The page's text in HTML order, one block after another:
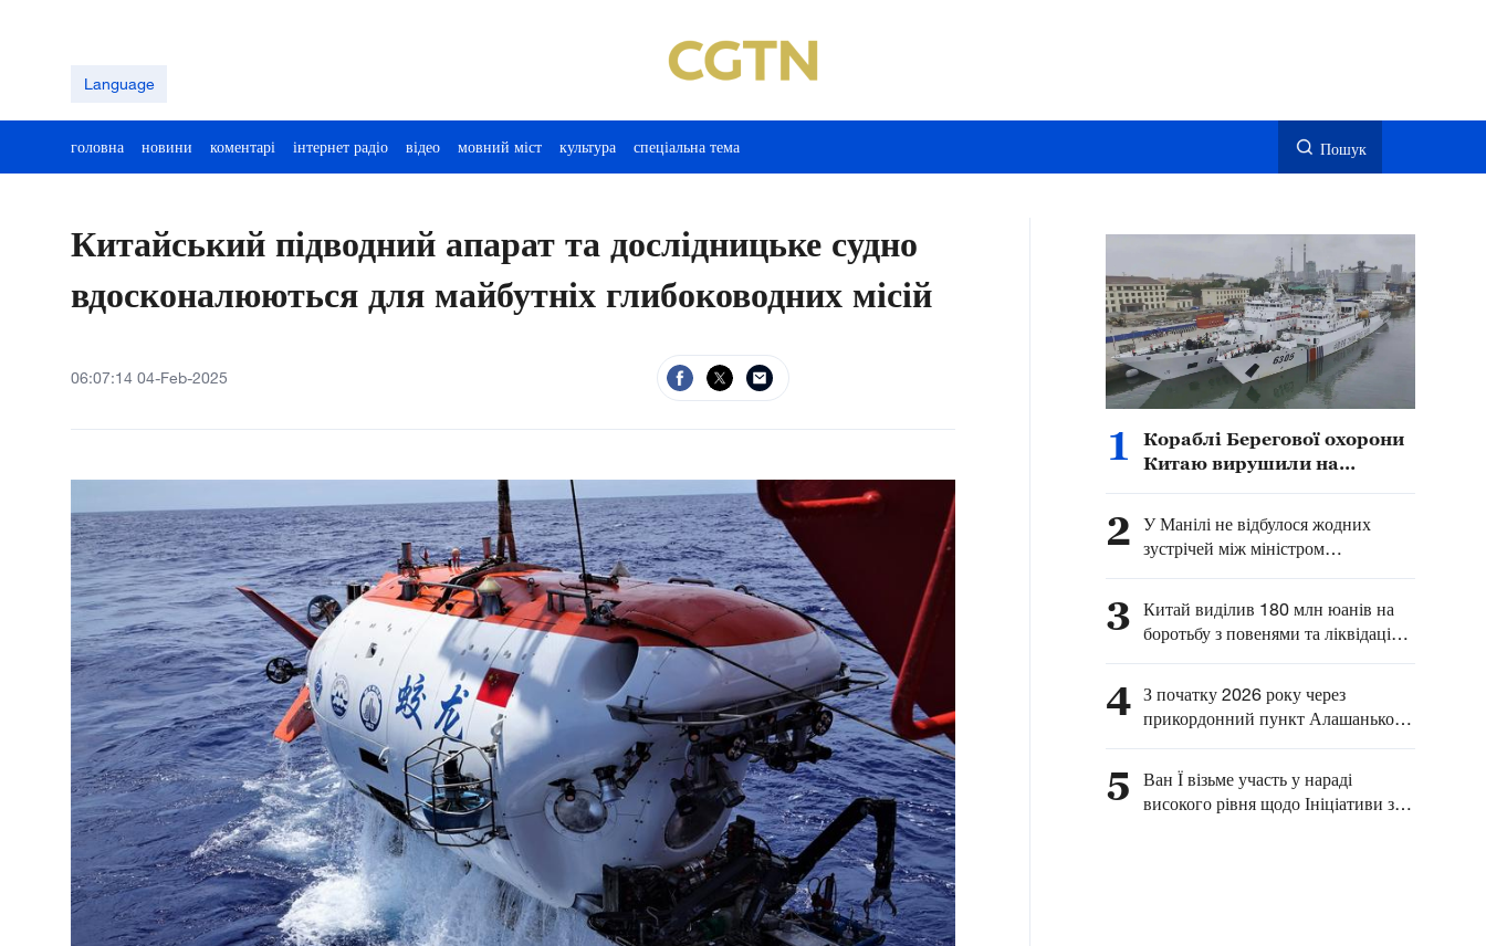
Language
головна новини коментарі інтернет радіо відео мовний міст культура спеціальна тема Пошук
Китайський підводний апарат та дослідницьке судно
вдосконалюються для майбутніх глибоководних місій
06:07:14 04-Feb-2025
1
Кораблі Берегової охорони
Китаю вирушили на
океану
2 У Манілі не відбулося жодних
зустрічей між міністром
закордонних справ КНР та
— МЗС КНР
3 Китай виділив 180 млн юанів на
боротьбу з повенями та ліквідацію
наслідків тайфунів
4 З початку 2026 року через
прикордонний пункт Алашанькоу
пройшло понад 5 тис. вантажних
потягів маршрутів «Китай-Європа»
та «Китай-Центральна Азія»
5
Ван Ї візьме участь у нараді
високого рівня щодо Ініціативи з